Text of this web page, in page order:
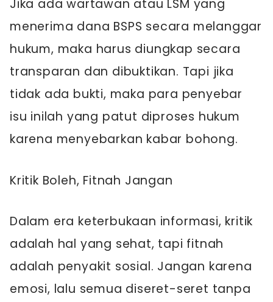
Jika ada wartawan atau LSM yang
menerima dana BSPS secara melanggar
hukum, maka harus diungkap secara
transparan dan dibuktikan. Tapi jika
tidak ada bukti, maka para penyebar
isu inilah yang patut diproses hukum
karena menyebarkan kabar bohong.
Kritik Boleh, Fitnah Jangan
Dalam era keterbukaan informasi, kritik
adalah hal yang sehat, tapi fitnah
adalah penyakit sosial. Jangan karena
emosi, lalu semua diseret-seret tanpa